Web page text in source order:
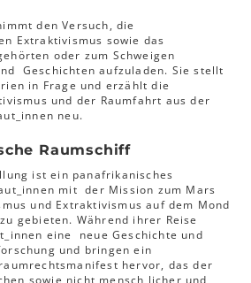
den Versuch, die
Extraktivismus sowie das
oder zum Schweigen
Geschichten aufzuladen. Sie stellt
in Frage und erzählt die
und der Raum­fahrt aus der
neu.
Raumschiff
ist ein panafrikani­sches
mit der Mission zum Mars
und Extraktivismus auf dem Mond
gebieten. Während ihrer Reise
eine neue Geschichte und
und bringen ein
hervor, das der